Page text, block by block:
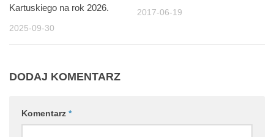
Kartuskiego na rok 2026.
2025-09-30
2017-06-19
DODAJ KOMENTARZ
Komentarz *